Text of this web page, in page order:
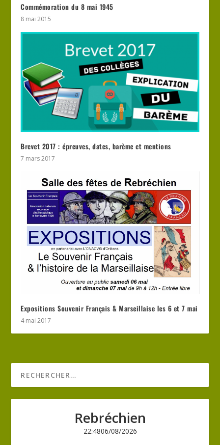
Commémoration du 8 mai 1945
8 mai 2015
Brevet 2017 : épreuves, dates, barème et mentions
7 mars 2017
Expositions Souvenir Français & Marseillaise les 6 et 7 mai
4 mai 2017
Rebréchien
22:4806/08/2026